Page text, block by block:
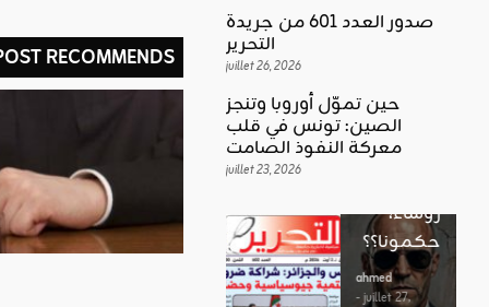
RECOMMENDS
صدور العدد 601 من جريدة
التحرير
juillet 26, 2026
حين تموّل أوروبا وتنجز
الصين: تونس في قلب
معركة النفوذ الصامت
juillet 23, 2026
وتنجز
الصين:
تونس في
النفوذ
الصامت
ahmed
- juillet 23,
اقليمي ودولي
الغضب
بوصلة …
يشهر في
- août 3, 2026
0
الباجي
المرزوقي
الخارجية،
ماذا أخفى
رؤساء،
حكمونا؟؟
ahmed
- juillet 27,